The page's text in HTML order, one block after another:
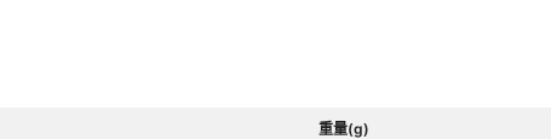
重量(g)